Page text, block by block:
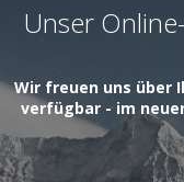
Unser
Wir freuen uns über
verfügbar - im